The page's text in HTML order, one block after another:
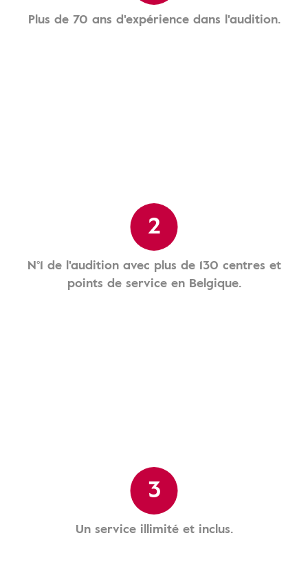
Plus de 70 ans d'expérience dans l'audition.
2
N°1 de l'audition avec plus de 130 centres et
points de service en Belgique.
3
Un service illimité et inclus.